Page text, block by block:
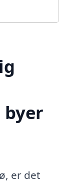
er det